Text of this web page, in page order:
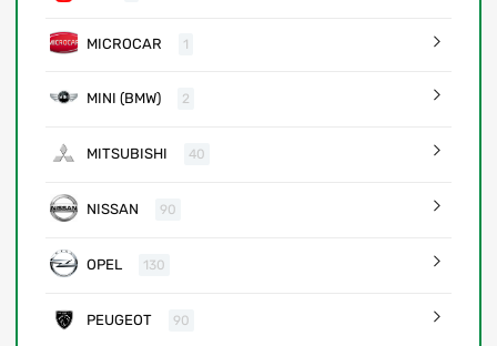
MICROCAR 1
MINI (BMW) 2
MITSUBISHI 40
NISSAN 90
OPEL 130
PEUGEOT 90